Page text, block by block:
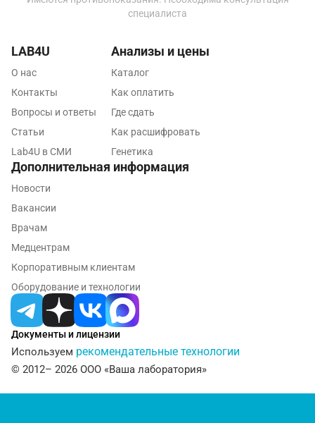
Наро-Фоминск
Нижневартовск
Новокузнецк
Новосибирск
Одинцово
Омск
Оренбург
Орехово-Зуево
специалиста
Документы и лицензии
Используем рекомендательные технологии
© 2012– 2026 ООО «Ваша лаборатория»
LAB4U
О нас
Контакты
Вопросы и ответы
Статьи
Lab4U в СМИ
Анализы и цены
Каталог
Как оплатить
Где сдать
Как расшифровать
Генетика
Дополнительная информация
Новости
Вакансии
Врачам
Медцентрам
Корпоративным клиентам
Оборудование и технологии